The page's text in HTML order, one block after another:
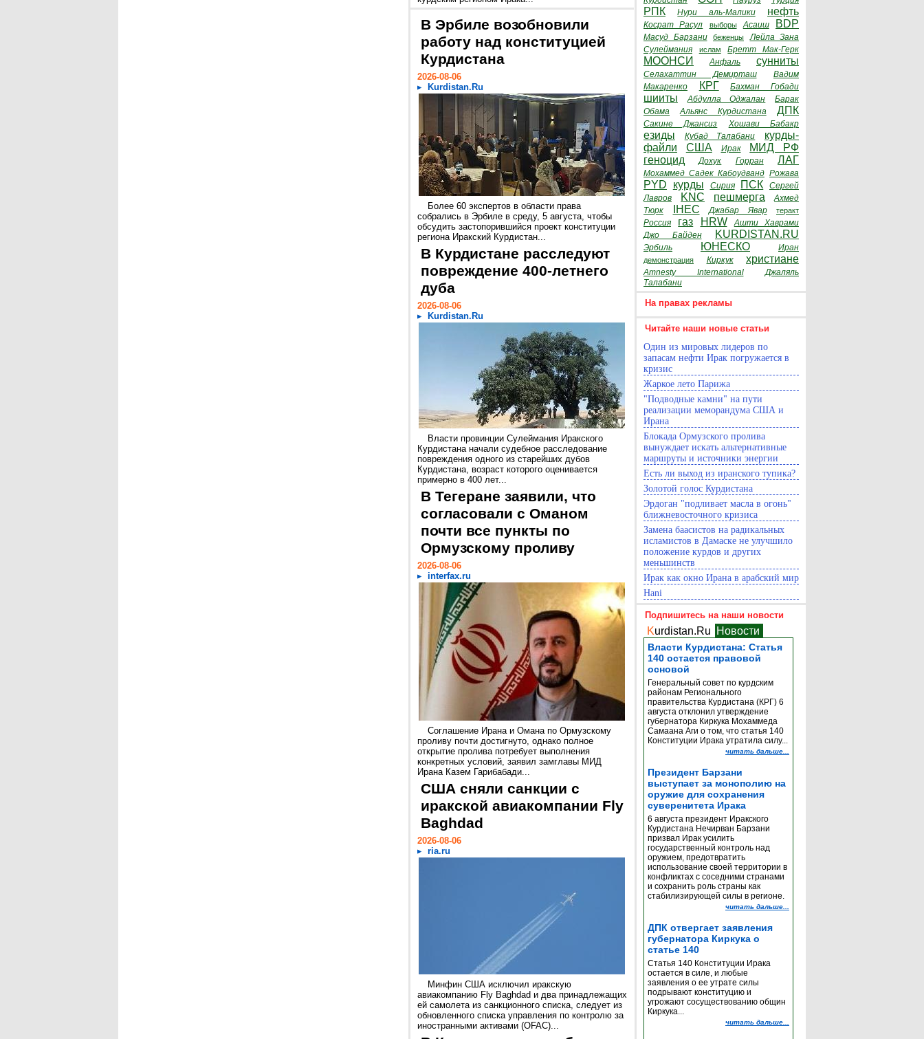
В Эрбиле возобновили
работу над конституцией
Курдистана
2026-08-06
Kurdistan.Ru
Более 60 экспертов в области права
собрались в Эрбиле в среду, 5 августа, чтобы
обсудить застопорившийся проект конституции
региона Иракский Курдистан...
В Курдистане расследуют
повреждение 400-летнего
дуба
2026-08-06
Kurdistan.Ru
Власти провинции Сулеймания Иракского
Курдистана начали судебное расследование
повреждения одного из старейших дубов
Курдистана, возраст которого оценивается
примерно в 400 лет...
В Тегеране заявили, что
согласовали с Оманом
почти все пункты по
Ормузскому проливу
2026-08-06
interfax.ru
Соглашение Ирана и Омана по Ормузскому
проливу почти достигнуто, однако полное
открытие пролива потребует выполнения
конкретных условий, заявил замглавы МИД
Ирана Казем Гарибабади...
США сняли санкции с
иракской авиакомпании Fly
Baghdad
2026-08-06
ria.ru
Минфин США исключил иракскую
авиакомпанию Fly Baghdad и два принадлежащих
ей самолета из санкционного списка, следует из
обновленного списка управления по контролю за
иностранными активами (OFAC)...
РПК Нури аль-Малики нефть
Косрат Расул выборы Асаиш BDP
Масуд Барзани беженцы
Лейла Зана
Сулеймания
ислам Бретт Мак-Герк
МООНСИ Анфаль сунниты
Селахаттин Демирташ
Вадим
Макаренко
КРГ Бахман Гобади
шииты Абдулла Оджалан
Барак
Обама
Альянс Курдистана ДПК
Сакине Джансиз Хошави Бабакр
езиды Кубад Талабани
курды-
файли
США Ирак
МИД РФ
геноцид
Дохук Горран ЛАГ
Мохаммед Садек Кабоудванд Рожава
PYD курды Сирия ПСК
Сергей
Лавров
KNC пешмерга
Ахмед
Тюрк
IHEC Джабар Явар теракт
Россия газ HRW
Ашти Хаврами
Джо Байден
KURDISTAN.RU
Эрбиль ЮНЕСКО Иран
демонстрация Киркук христиане
Amnesty International
Джаляль
Талабани
На правах рекламы
Читайте наши новые статьи
Один из мировых лидеров по
запасам нефти Ирак погружается в
кризис
Жаркое лето Парижа
"Подводные камни" на пути
реализации меморандума США и
Ирана
Блокада Ормузского пролива
вынуждает искать альтернативные
маршруты и источники энергии
Есть ли выход из иранского тупика?
Золотой голос Курдистана
Эрдоган "подливает масла в огонь"
ближневосточного кризиса
Замена баасистов на радикальных
исламистов в Дамаске не улучшило
положение курдов и других
меньшинств
Ирак как окно Ирана в арабский мир
Hani
Подпишитесь на наши новости
Kurdistan.Ru Новости
Власти Курдистана: Статья
140 остается правовой
основой
Генеральный совет по курдским
районам Регионального
правительства Курдистана (КРГ) 6
августа отклонил утверждение
губернатора Киркука Мохаммеда
Самаана Аги о том, что статья 140
Конституции Ирака утратила силу...
читать дальше...
Президент Барзани
выступает за монополию на
оружие для сохранения
суверенитета Ирака
6 августа президент Иракского
Курдистана Нечирван Барзани
призвал Ирак усилить
государственный контроль над
оружием, предотвратить
использование своей территории в
конфликтах с соседними странами
и сохранить роль страны как
стабилизирующей силы в регионе.
читать дальше...
ДПК отвергает заявления
губернатора Киркука о
статье 140
Статья 140 Конституции Ирака
остается в силе, и любые
заявления о ее утрате силы
подрывают конституцию и
угрожают сосуществованию общин
Киркука...
читать дальше...